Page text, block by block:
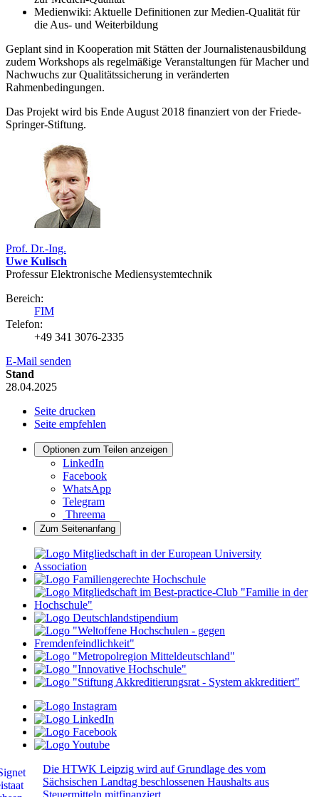
Medienwiki: Aktuelle Definitionen zur Medien-Qualität für
die Aus- und Weiterbildung
Geplant sind in Kooperation mit Stätten der Journalistenausbildung
zudem Workshops als regelmäßige Veranstaltungen für Macher und
Nachwuchs zur Qualitätssicherung in veränderten
Rahmenbedingungen.
Das Projekt wird bis Ende August 2018 finanziert von der Friede-
Springer-Stiftung.
Prof. Dr.-Ing.
Uwe Kulisch
Professur Elektronische Mediensystemtechnik
Bereich:
FIM
Telefon:
+49 341 3076-2335
E-Mail senden
Stand
28.04.2025
Seite drucken
Seite empfehlen
Optionen zum Teilen anzeigen
LinkedIn
Facebook
WhatsApp
Telegram
Threema
Zum Seitenanfang
Die HTWK Leipzig wird auf Grundlage des vom
Sächsischen Landtag beschlossenen Haushalts aus
Steuermitteln mitfinanziert.